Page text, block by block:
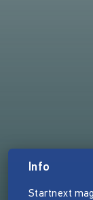
Info
Startnext